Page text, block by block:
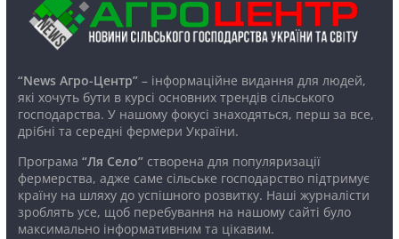
“News Агро-Центр”– інформаційне видання для людей,
які хочуть бути в курсі основних трендів сільського
господарства. У нашому фокусі знаходяться, перш за все,
дрібні та середні фермери України.
Програма “Ля Село”створена для популяризації
фермерства, адже саме сільське господарство підтримує
країну на шляху до успішного розвитку. Наші журналісти
зроблять усе, щоб перебування на нашому сайті було
максимально інформативним та цікавим.